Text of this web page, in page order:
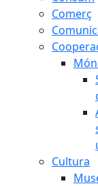
Comerç
Cultura